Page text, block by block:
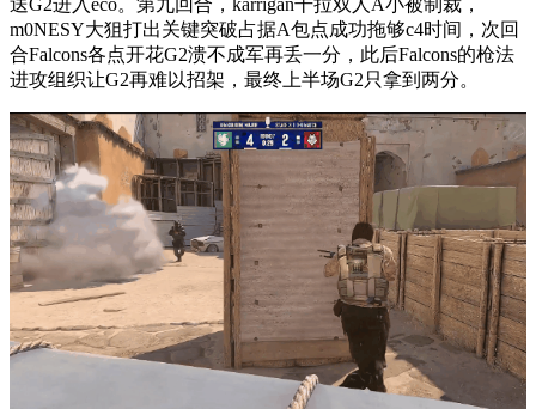
送G2进入eco。第九回合，karrigan干拉双人A小被制裁，
m0NESY大狙打出关键突破占据A包点成功拖够c4时间，次回
合Falcons各点开花G2溃不成军再丢一分，此后Falcons的枪法
进攻组织让G2再难以招架，最终上半场G2只拿到两分。